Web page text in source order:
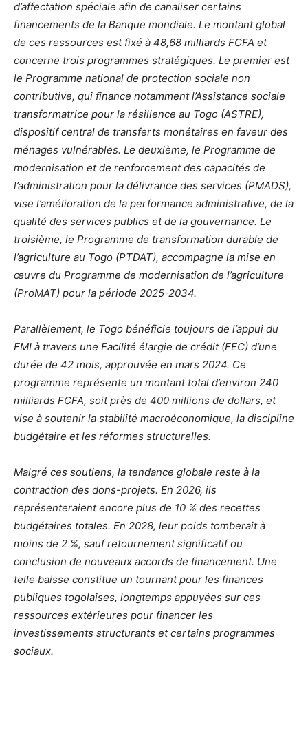
d’affectation spéciale afin de canaliser certains
financements de la Banque mondiale. Le montant global
de ces ressources est fixé à 48,68 milliards FCFA et
concerne trois programmes stratégiques. Le premier est
le Programme national de protection sociale non
contributive, qui finance notamment l’Assistance sociale
transformatrice pour la résilience au Togo (ASTRE),
dispositif central de transferts monétaires en faveur des
ménages vulnérables. Le deuxième, le Programme de
modernisation et de renforcement des capacités de
l’administration pour la délivrance des services (PMADS),
vise l’amélioration de la performance administrative, de la
qualité des services publics et de la gouvernance. Le
troisième, le Programme de transformation durable de
l’agriculture au Togo (PTDAT), accompagne la mise en
œuvre du Programme de modernisation de l’agriculture
(ProMAT) pour la période 2025-2034.
Parallèlement, le Togo bénéficie toujours de l’appui du
FMI à travers une Facilité élargie de crédit (FEC) d’une
durée de 42 mois, approuvée en mars 2024. Ce
programme représente un montant total d’environ 240
milliards FCFA, soit près de 400 millions de dollars, et
vise à soutenir la stabilité macroéconomique, la discipline
budgétaire et les réformes structurelles.
Malgré ces soutiens, la tendance globale reste à la
contraction des dons-projets. En 2026, ils
représenteraient encore plus de 10 % des recettes
budgétaires totales. En 2028, leur poids tomberait à
moins de 2 %, sauf retournement significatif ou
conclusion de nouveaux accords de financement. Une
telle baisse constitue un tournant pour les finances
publiques togolaises, longtemps appuyées sur ces
ressources extérieures pour financer les
investissements structurants et certains programmes
sociaux.